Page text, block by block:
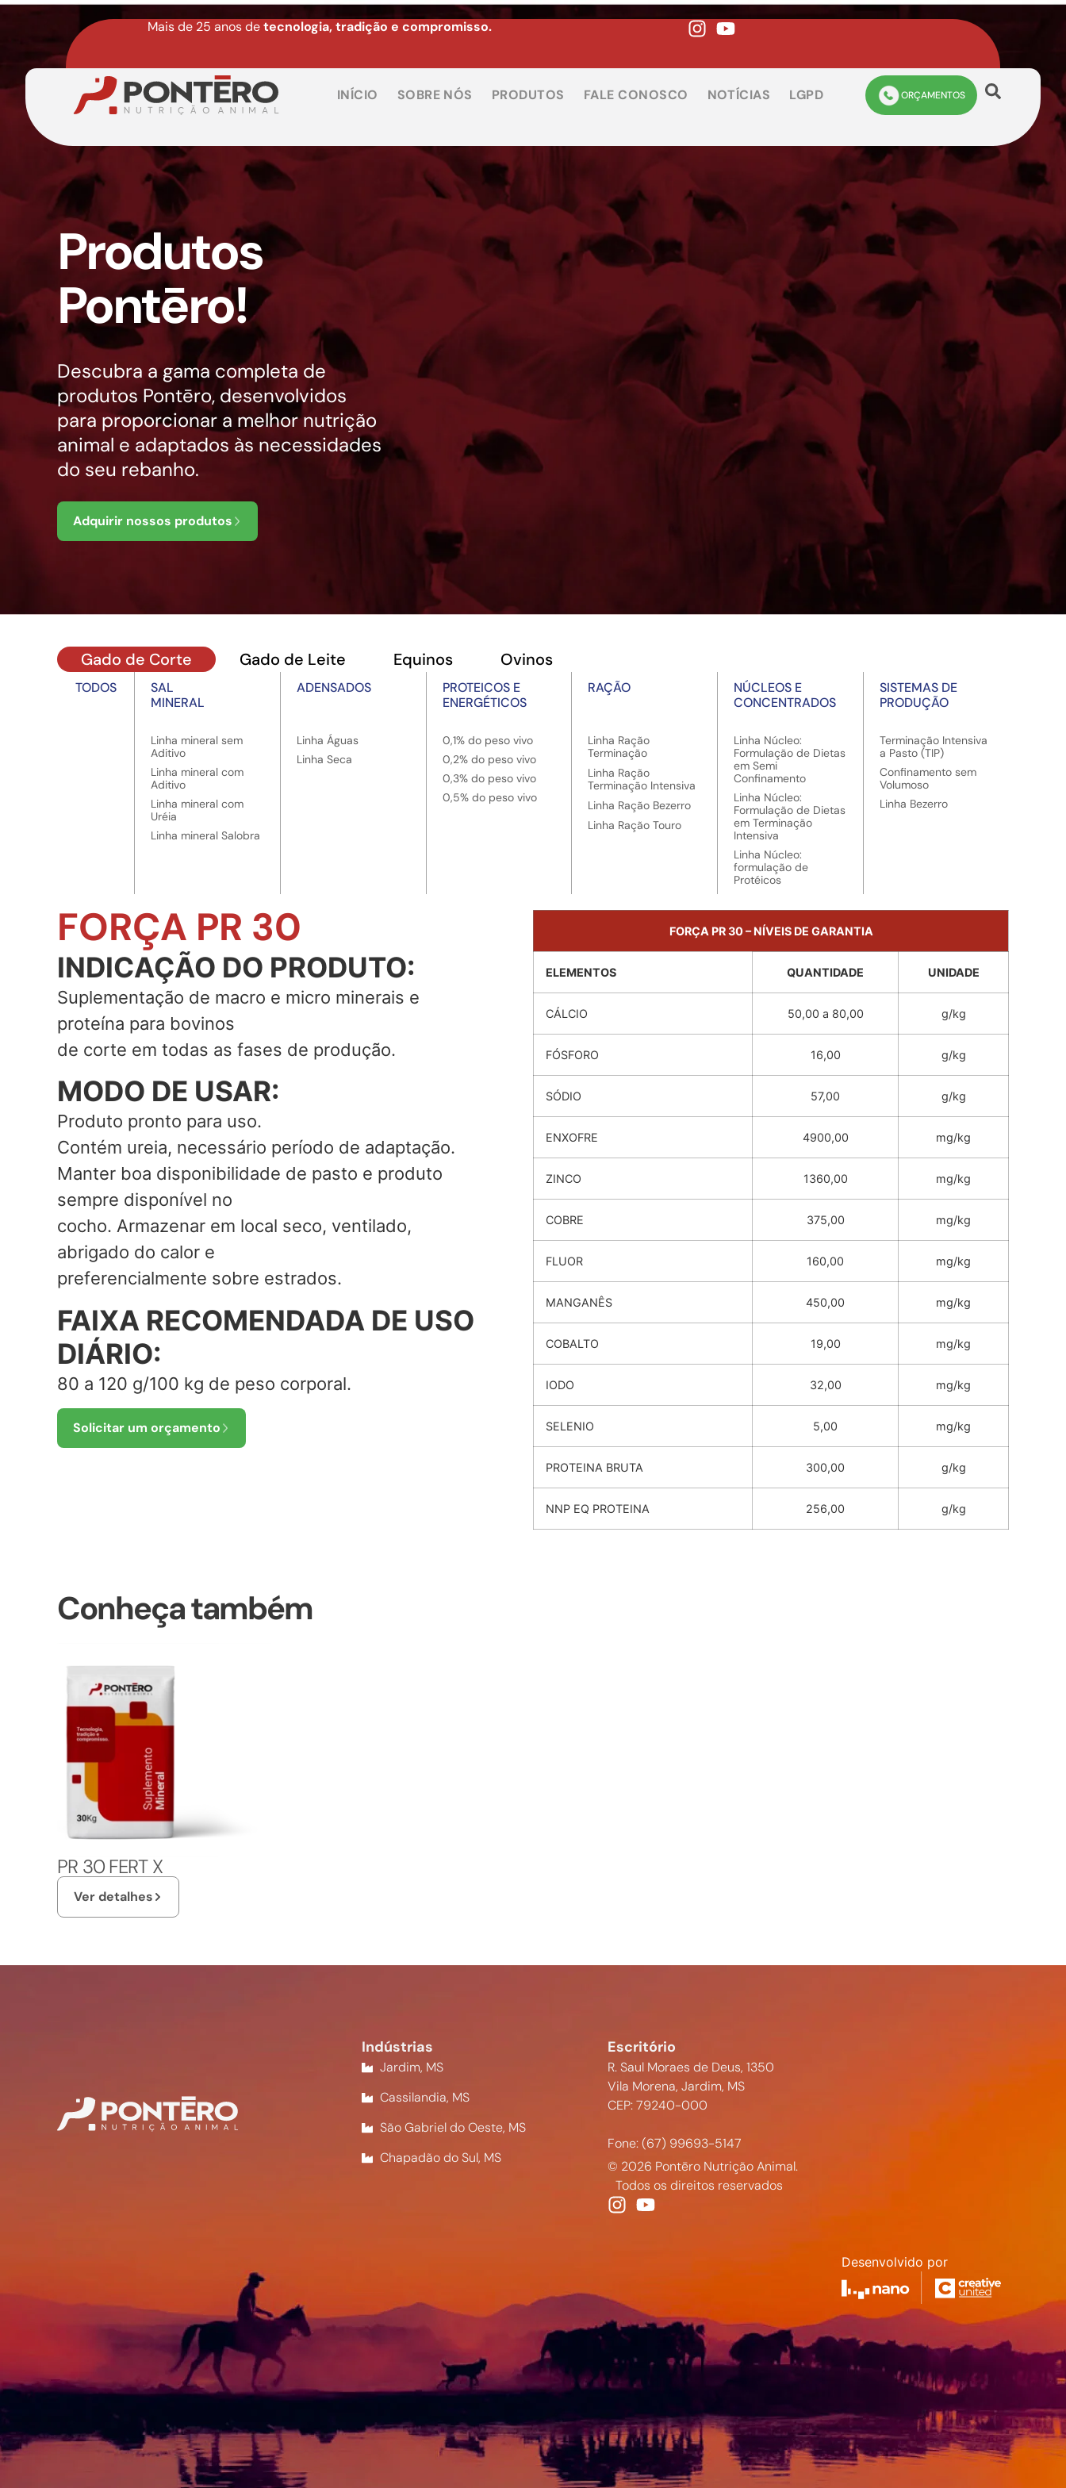
Mais de 25 anos detecnologia, tradição e compromisso.
INÍCIO SOBRE NÓS PRODUTOS FALE CONOSCO NOTÍCIAS LGPD ORÇAMENTOS
Produtos
Pontēro!
Descubra a gama completa de
produtos Pontēro, desenvolvidos
para proporcionar a melhor nutrição
animal e adaptados às necessidades
do seu rebanho.
Adquirir nossos produtos
Gado de Corte Gado de Leite Equinos Ovinos
TODOS
SAL
MINERAL
Linha mineral sem
Aditivo
Linha mineral com
Aditivo
Linha mineral com
Uréia
Linha mineral Salobra
ADENSADOS
Linha Águas
Linha Seca
PROTEICOS E
ENERGÉTICOS
0,1% do peso vivo
0,2% do peso vivo
0,3% do peso vivo
0,5% do peso vivo
RAÇÃO
Linha Ração
Terminação
Linha Ração
Terminação Intensiva
Linha Ração Bezerro
Linha Ração Touro
NÚCLEOS E
CONCENTRADOS
Linha Núcleo:
Formulação de Dietas
em Semi
Confinamento
Linha Núcleo:
Formulação de Dietas
em Terminação
Intensiva
Linha Núcleo:
formulação de
Protéicos
SISTEMAS DE
PRODUÇÃO
Terminação Intensiva
a Pasto (TIP)
Confinamento sem
Volumoso
Linha Bezerro
FORÇA PR 30
INDICAÇÃO DO PRODUTO:
Suplementação de macro e micro minerais e
proteína para bovinos
de corte em todas as fases de produção.
MODO DE USAR:
Produto pronto para uso.
Contém ureia, necessário período de adaptação.
Manter boa disponibilidade de pasto e produto
sempre disponível no
cocho. Armazenar em local seco, ventilado,
abrigado do calor e
preferencialmente sobre estrados.
FAIXA RECOMENDADA DE USO
DIÁRIO:
80 a 120 g/100 kg de peso corporal.
Solicitar um orçamento
FORÇA PR 30 – NÍVEIS DE GARANTIA
ELEMENTOS QUANTIDADE UNIDADE
CÁLCIO 50,00 a 80,00 g/kg
FÓSFORO 16,00 g/kg
SÓDIO 57,00 g/kg
ENXOFRE 4900,00 mg/kg
ZINCO 1360,00 mg/kg
COBRE 375,00 mg/kg
FLUOR 160,00 mg/kg
MANGANÊS 450,00 mg/kg
COBALTO 19,00 mg/kg
IODO 32,00 mg/kg
SELENIO 5,00 mg/kg
PROTEINA BRUTA 300,00 g/kg
NNP EQ PROTEINA 256,00 g/kg
Conheça também
PR 30 FERT X
Ver detalhes
Indústrias
Jardim, MS
Cassilandia, MS
São Gabriel do Oeste, MS
Chapadão do Sul, MS
Escritório
R. Saul Moraes de Deus, 1350
Vila Morena, Jardim, MS
CEP: 79240-000
Fone: (67) 99693-5147
© 2026 Pontēro Nutrição Animal.
Todos os direitos reservados
Desenvolvido por